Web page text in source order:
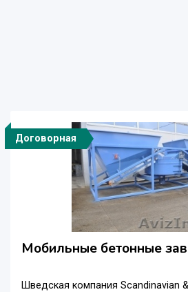
Договорная
Мобильные бетонные
Шведская компания Scandinavian